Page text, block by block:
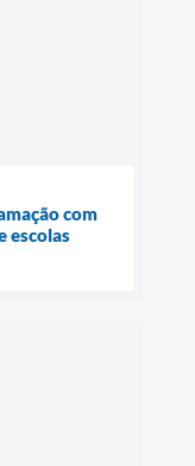
com
escolas